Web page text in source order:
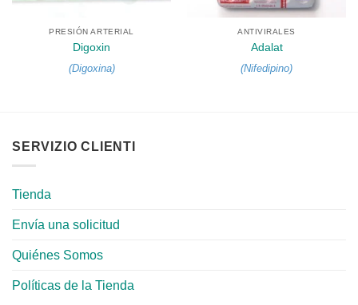
PRESIÓN ARTERIAL
Digoxin
(Digoxina)
ANTIVIRALES
Adalat
(Nifedipino)
SERVIZIO CLIENTI
Tienda
Envía una solicitud
Quiénes Somos
Políticas de la Tienda